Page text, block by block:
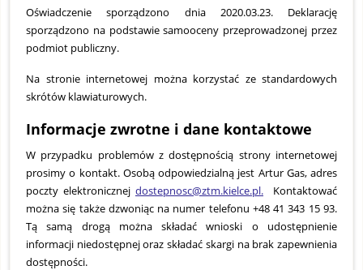
Oświadczenie sporządzono dnia 2020.03.23. Deklarację
sporządzono na podstawie samooceny przeprowadzonej przez
podmiot publiczny.
Na stronie internetowej można korzystać ze standardowych
skrótów klawiaturowych.
Informacje zwrotne i dane kontaktowe
W przypadku problemów z dostępnością strony internetowej
prosimy o kontakt. Osobą odpowiedzialną jest Artur Gas, adres
poczty elektronicznej dostepnosc@ztm.kielce.pl. Kontaktować
można się także dzwoniąc na numer telefonu +48 41 343 15 93.
Tą samą drogą można składać wnioski o udostępnienie
informacji niedostępnej oraz składać skargi na brak zapewnienia
dostępności.